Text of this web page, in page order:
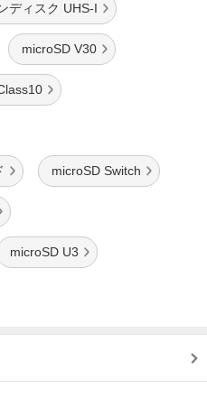
ディスク UHS-I
microSD V30
microSD Switch
microSD U3